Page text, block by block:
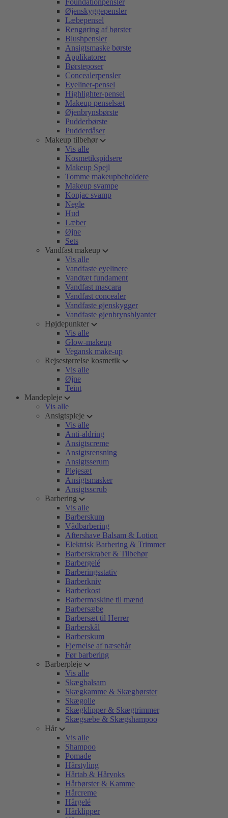
Foundationpensler
Øjenskyggepensler
Læbepensel
Rengøring af børster
Blushpensler
Ansigtsmaske børste
Applikatorer
Børsteposer
Concealerpensler
Eyeliner-pensel
Highlighter-pensel
Makeup penselsæt
Øjenbrynsbørste
Pudderbørste
Pudderdåser
Makeup tilbehør
Vis alle
Kosmetikspidsere
Makeup Spejl
Tomme makeupbeholdere
Makeup svampe
Konjac svamp
Negle
Hud
Læber
Øjne
Sets
Vandfast makeup
Vis alle
Vandfaste eyelinere
Vandtæt fundament
Vandfast mascara
Vandfast concealer
Vandfaste øjenskygger
Vandfaste øjenbrynsblyanter
Højdepunkter
Vis alle
Glow-makeup
Vegansk make-up
Rejsestørrelse kosmetik
Vis alle
Øjne
Teint
Mandepleje
Vis alle
Ansigtspleje
Vis alle
Anti-aldring
Ansigtscreme
Ansigtsrensning
Ansigtsserum
Plejesæt
Ansigtsmasker
Ansigtsscrub
Barbering
Vis alle
Barberskum
Vådbarbering
Aftershave Balsam & Lotion
Elektrisk Barbering & Trimmer
Barberskraber & Tilbehør
Barbergelé
Barberingsstativ
Barberkniv
Barberkost
Barbermaskine til mænd
Barbersæbe
Barbersæt til Herrer
Barberskål
Barberskum
Fjernelse af næsehår
Før barbering
Barberpleje
Vis alle
Skægbalsam
Skægkamme & Skægbørster
Skægolie
Skægklipper & Skægtrimmer
Skægsæbe & Skægshampoo
Hår
Vis alle
Shampoo
Pomade
Hårstyling
Hårtab & Hårvoks
Hårbørster & Kamme
Hårcreme
Hårgelé
Hårklipper